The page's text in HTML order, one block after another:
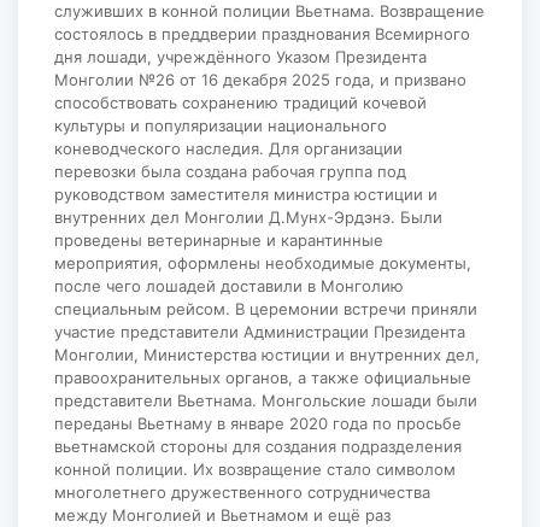
служивших в конной полиции Вьетнама. Возвращение
состоялось в преддверии празднования Всемирного
дня лошади, учреждённого Указом Президента
Монголии №26 от 16 декабря 2025 года, и призвано
способствовать сохранению традиций кочевой
культуры и популяризации национального
коневодческого наследия. Для организации
перевозки была создана рабочая группа под
руководством заместителя министра юстиции и
внутренних дел Монголии Д.Мунх-Эрдэнэ. Были
проведены ветеринарные и карантинные
мероприятия, оформлены необходимые документы,
после чего лошадей доставили в Монголию
специальным рейсом. В церемонии встречи приняли
участие представители Администрации Президента
Монголии, Министерства юстиции и внутренних дел,
правоохранительных органов, а также официальные
представители Вьетнама. Монгольские лошади были
переданы Вьетнаму в январе 2020 года по просьбе
вьетнамской стороны для создания подразделения
конной полиции. Их возвращение стало символом
многолетнего дружественного сотрудничества
между Монголией и Вьетнамом и ещё раз